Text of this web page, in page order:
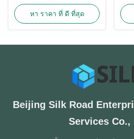
Sprayer Pump Screw Pumps
Types of Spray Pumps : 1.
Plastic Spray Pumps The main
parts are made of
amount of water output varies
from 0.035ml to 0.4ml. The ...
หา ราคา ที่ ดี ที่สุด
body
fine
Beijing Silk Road
Services Co.,